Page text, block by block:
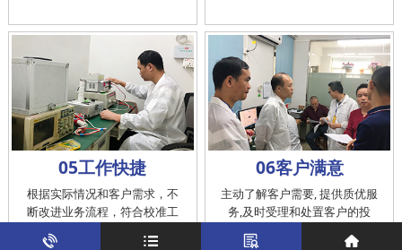
05工作快捷
根据实际情况和客户需求，不
断改进业务流程，符合校准工
作在服务的时间标准内完成
06客户满意
主动了解客户需要, 提供质优服
务,及时受理和处置客户的投
诉，提供快捷、方便的后续服